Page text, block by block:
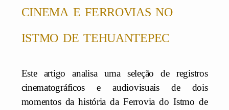
cinema e ferrovias no
istmo de tehuantepec
Este artigo analisa uma seleção de registros
cinematográficos e audiovisuais de dois
momentos da história da Ferrovia do Istmo de